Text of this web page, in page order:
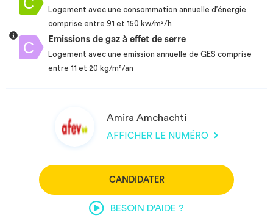
Logement avec une consommation annuelle d’énergie
comprise entre 91 et 150 kw/m²/h
Emissions de gaz à effet de serre
Logement avec une emission annuelle de GES comprise
entre 11 et 20 kg/m²/an
Amira Amchachti
AFFICHER LE NUMÉRO
CANDIDATER
BESOIN D'AIDE ?